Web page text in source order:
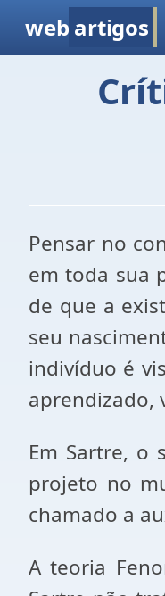
web artigos
Pensar no
em toda sua
de que a
seu
indivíduo é
aprendizado,
Em Sartre, o
projeto no
chamado a
A teoria